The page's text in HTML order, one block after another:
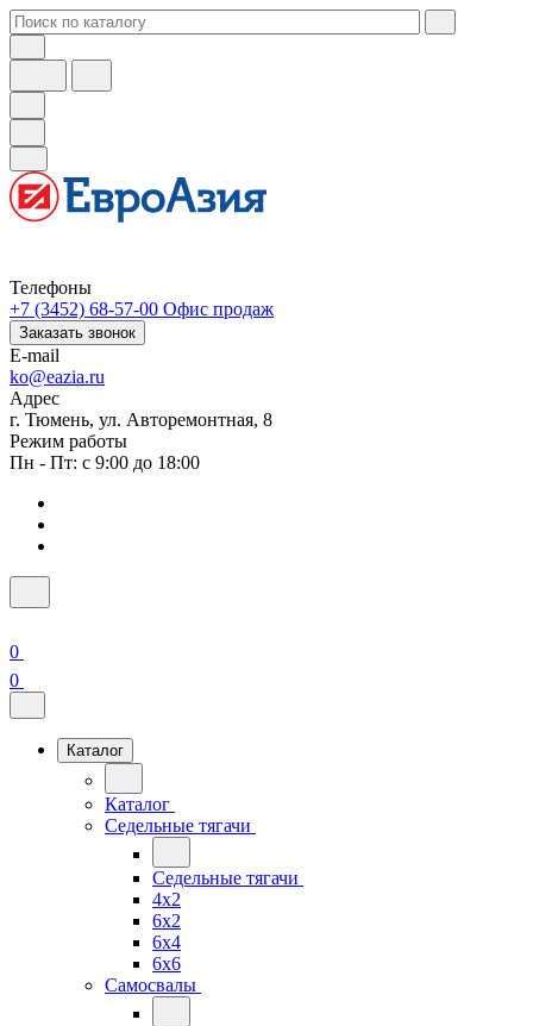
Телефоны
+7 (3452) 68-57-00 Офис продаж
Заказать звонок
E-mail
ko@eazia.ru
Адрес
г. Тюмень, ул. Авторемонтная, 8
Режим работы
Пн - Пт: с 9:00 до 18:00
0
0
Каталог
Каталог
Седельные тягачи
Седельные тягачи
4x2
6x2
6x4
6x6
Самосвалы